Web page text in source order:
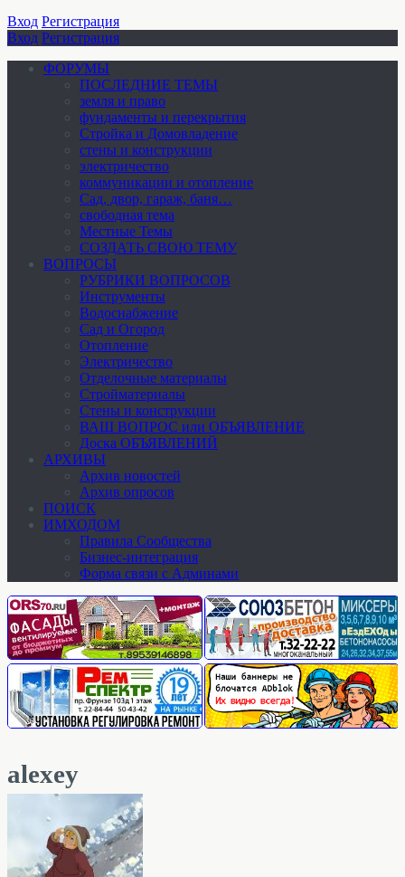
Вход Регистрация
Вход Регистрация
ФОРУМЫ
ПОСЛЕДНИЕ ТЕМЫ
земля и право
фундаменты и перекрытия
Стройка и Домовладение
стены и конструкции
электричество
коммуникации и отопление
Cад, двор, гараж, баня…
свободная тема
Местные Темы
СОЗДАТЬ СВОЮ ТЕМУ
ВОПРОСЫ
РУБРИКИ ВОПРОСОВ
Инструменты
Водоснабжение
Сад и Огород
Отопление
Электричество
Отделочные материалы
Стройматериалы
Стены и конструкции
ВАШ ВОПРОС или ОБЪЯВЛЕНИЕ
Доска ОБЪЯВЛЕНИЙ
АРХИВЫ
Архив новостей
Архив опросов
ПОИСК
ИМХОДОМ
Правила Сообщества
Бизнес-интеграция
Форма связи с Админами
alexey